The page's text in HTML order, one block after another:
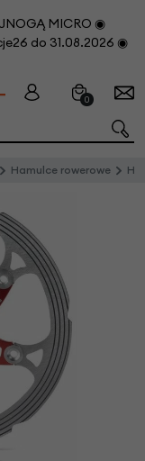
MICRO ◉
do 31.08.2026 ◉
0
Hamulce rowerowe